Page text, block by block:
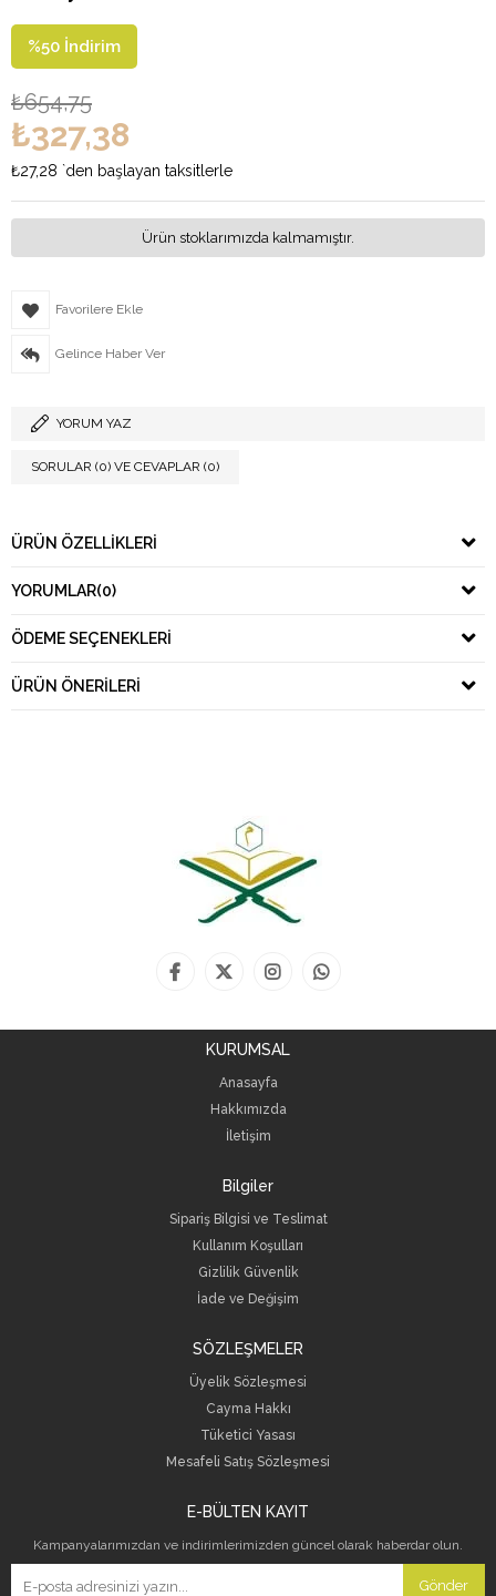
%50 İndirim
₺654,75
₺327,38
₺27,28 `den başlayan taksitlerle
Ürün stoklarımızda kalmamıştır.
Favorilere Ekle
Gelince Haber Ver
YORUM YAZ
SORULAR (0) VE CEVAPLAR (0)
ÜRÜN ÖZELLIKLERI
YORUMLAR(0)
ÖDEME SEÇENEKLERI
ÜRÜN ÖNERILERI
KURUMSAL
Anasayfa
Hakkımızda
İletişim
Bilgiler
Sipariş Bilgisi ve Teslimat
Kullanım Koşulları
Gizlilik Güvenlik
İade ve Değişim
SÖZLEŞMELER
Üyelik Sözleşmesi
Cayma Hakkı
Tüketici Yasası
Mesafeli Satış Sözleşmesi
E-BÜLTEN KAYIT
Kampanyalarımızdan ve indirimlerimizden güncel olarak haberdar olun.
Gönder